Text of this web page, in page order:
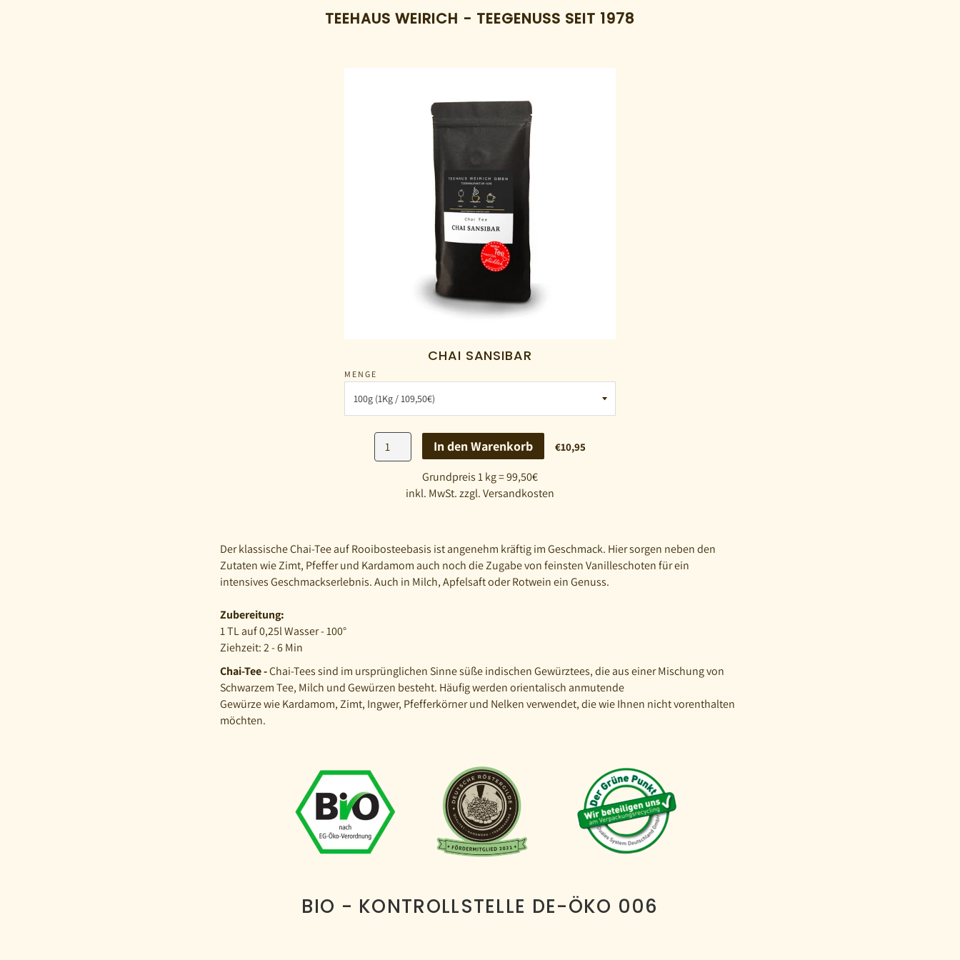
TEEHAUS WEIRICH - TEEGENUSS SEIT 1978
CHAI SANSIBAR
MENGE
In den Warenkorb €10,95
Grundpreis 1 kg = 99,50€
inkl. MwSt. zzgl. Versandkosten
Der klassische Chai-Tee auf Rooibosteebasis ist angenehm kräftig im Geschmack. Hier sorgen neben den
Zutaten wie Zimt, Pfeffer und Kardamom auch noch die Zugabe von feinsten Vanilleschoten für ein
intensives Geschmackserlebnis. Auch in Milch, Apfelsaft oder Rotwein ein Genuss.
Zubereitung:
1TL auf 0,25l Wasser - 100°
Ziehzeit: 2 - 6 Min
Chai-Tee -Chai-Tees sind im ursprünglichen Sinne süße indischen Gewürztees, die aus einer Mischung von
Schwarzem Tee, Milch und Gewürzen besteht. Häufig werden orientalisch anmutende
Gewürze wie Kardamom, Zimt, Ingwer, Pfefferkörner und Nelken verwendet, die wie Ihnen nicht vorenthalten
möchten.
BIO - KONTROLLSTELLE DE-ÖKO 006